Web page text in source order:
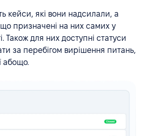
кейси, які вони надсилали, а
призначені на них самих у
Також для них доступні статуси
за перебігом вирішення питань,
абощо.